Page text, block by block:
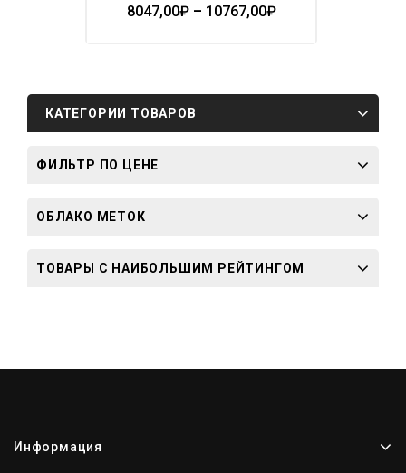
5
8047,00₽ – 10767,00₽
КАТЕГОРИИ ТОВАРОВ
ФИЛЬТР ПО ЦЕНЕ
ОБЛАКО МЕТОК
ТОВАРЫ С НАИБОЛЬШИМ РЕЙТИНГОМ
Информация